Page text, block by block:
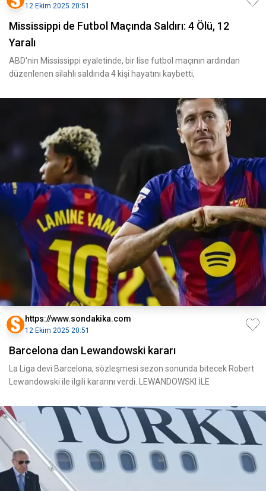
12 Ekim 2025 20:51
Mississippi de Futbol Maçında Saldırı: 4 Ölü, 12
Yaralı
ABD'nin Mississippi eyaletinde, bir lise futbol maçının ardından
düzenlenen silahlı saldırıda 4 kişi hayatını kaybetti,
https://www.sondakika.com
12 Ekim 2025 20:51
Barcelona dan Lewandowski kararı
La Liga devi Barcelona, sözleşmesi sezon sonunda bitecek Robert
Lewandowski ile ilgili kararını verdi. LEWANDOWSKI İLE